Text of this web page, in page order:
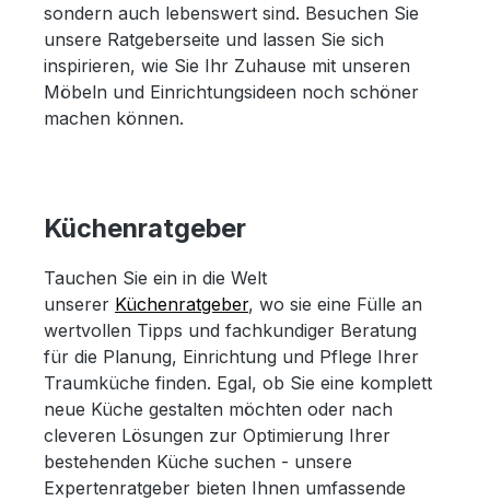
sondern auch lebenswert sind. Besuchen Sie
unsere Ratgeberseite und lassen Sie sich
inspirieren, wie Sie Ihr Zuhause mit unseren
Möbeln und Einrichtungsideen noch schöner
machen können.
Küchenratgeber
Tauchen Sie ein in die Welt
unserer Küchenratgeber, wo sie eine Fülle an
wertvollen Tipps und fachkundiger Beratung
für die Planung, Einrichtung und Pflege Ihrer
Traumküche finden. Egal, ob Sie eine komplett
neue Küche gestalten möchten oder nach
cleveren Lösungen zur Optimierung Ihrer
bestehenden Küche suchen - unsere
Expertenratgeber bieten Ihnen umfassende